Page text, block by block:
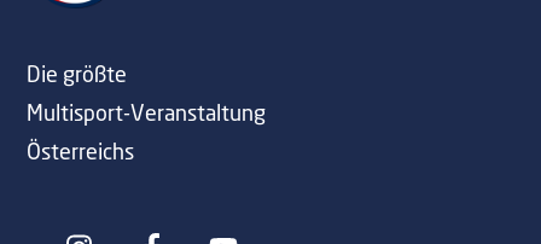
Die größte
Multisport-Veranstaltung
Österreichs